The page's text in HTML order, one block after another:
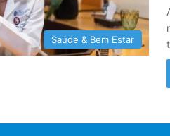
Saúde & Bem Estar